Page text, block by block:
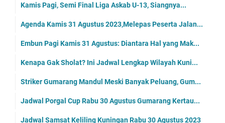
Kamis Pagi, Semi Final Liga Askab U-13, Siangnya...
Agenda Kamis 31 Agustus 2023,Melepas Peserta Jalan...
Embun Pagi Kamis 31 Agustus: Diantara Hal yang Mak...
Kenapa Gak Sholat? Ini Jadwal Lengkap Wilayah Kuni...
Striker Gumarang Mandul Meski Banyak Peluang, Gum...
Jadwal Porgal Cup Rabu 30 Agustus Gumarang Kertau...
Jadwal Samsat Keliling Kuningan Rabu 30 Agustus 2023